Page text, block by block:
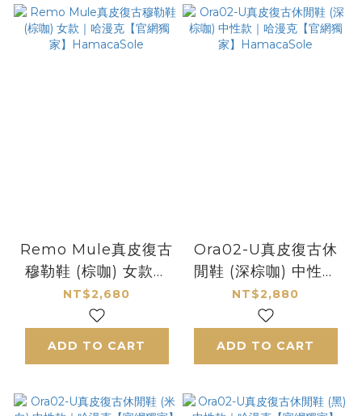
Remo Mule真皮復古
穆勒鞋 (棕咖) 女款｜
哈漫克【官網獨家】
HamacaSole
NT$2,680
ADD TO CART
Ora02-U真皮復古休
閒鞋 (深棕咖) 中性款
｜哈漫克【官網獨家】
HamacaSole
NT$2,880
ADD TO CART